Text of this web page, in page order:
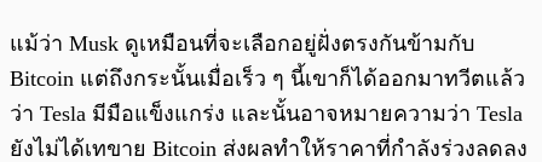
แม้ว่า Musk ดูเหมือนที่จะเลือกอยู่ฝั่งตรงกันข้ามกับ
Bitcoin แต่ถึงกระนั้นเมื่อเร็ว ๆ นี้เขาก็ได้ออกมาทวีตแล้ว
ว่า Tesla มีมือแข็งแกร่ง และนั้นอาจหมายความว่า Tesla
ยังไม่ได้เทขาย Bitcoin ส่งผลทำให้ราคาที่กำลังร่วงลดลง